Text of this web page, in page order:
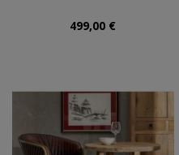
499,00 €